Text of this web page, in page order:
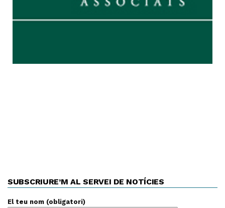
SUBSCRIURE’M AL SERVEI DE NOTÍCIES
El teu nom (obligatori)